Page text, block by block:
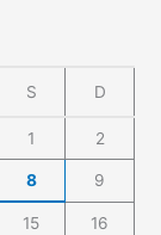
S D
1 2
8 9
15 16